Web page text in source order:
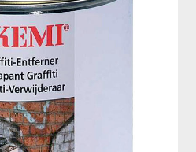
Luxusní hrobky